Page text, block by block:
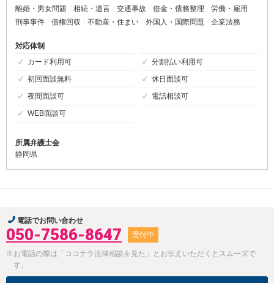
離婚・男女問題
相続・遺言 交通事故 借金・債務整理
労働・雇用
刑事事件
債権回収 不動産・住まい 外国人・国際問題 企業法務
対応体制
カード利用可
分割払い利用可
初回面談無料
休日面談可
夜間面談可
電話相談可
WEB面談可
所属弁護士会
静岡県
電話でお問い合わせ
050-7586-8647 受付中
※お電話の際は「ココナラ法律相談を見た」とお伝えいただくとスムーズで
す。